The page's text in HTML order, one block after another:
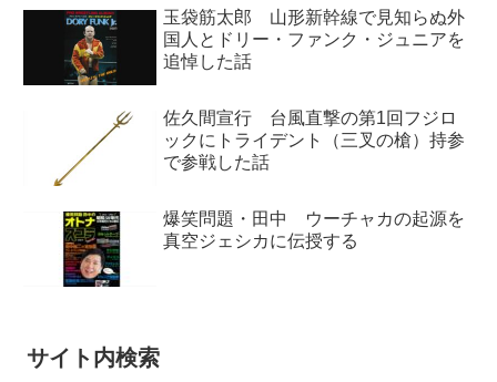
玉袋筋太郎 山形新幹線で見知らぬ外
国人とドリー・ファンク・ジュニアを
追悼した話
佐久間宣行 台風直撃の第1回フジロ
ックにトライデント（三叉の槍）持参
で参戦した話
爆笑問題・田中 ウーチャカの起源を
真空ジェシカに伝授する
サイト内検索